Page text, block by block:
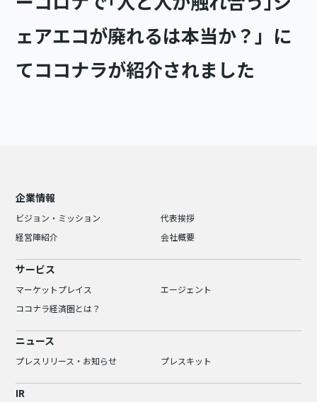
ェアエコが廃れるは本当か？」に
てココナラが紹介されました
企業情報
ビジョン・ミッション
代表挨拶
経営陣紹介
会社概要
サービス
マーケットプレイス
エージェント
ココナラ経済圏とは？
ニュース
プレスリリース・お知らせ プレスキット
IR